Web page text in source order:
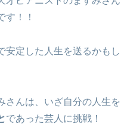
す！！
安定した人生を送るかもし
さんは、いざ自分の人生を
であった芸人に挑戦！